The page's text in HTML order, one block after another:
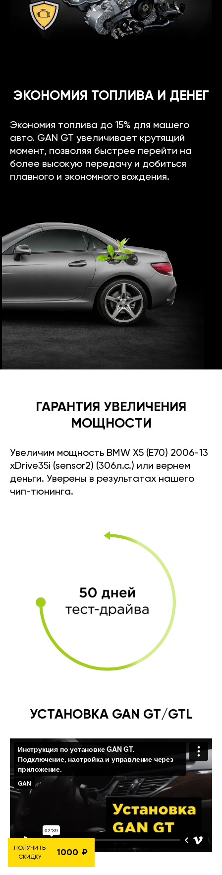
ЭКОНОМИЯ ТОПЛИВА И ДЕНЕГ
Экономия топлива до 15% для машего
авто. GAN GT увеличивает крутящий
момент, позволяя быстрее перейти на
более высокую передачу и добиться
плавного и экономного вождения.
ГАРАНТИЯ УВЕЛИЧЕНИЯ
МОЩНОСТИ
Увеличим мощность BMW X5 (E70) 2006-13
xDrive35i (sensor2) (306л.с.) или вернем
деньги. Уверены в результатах нашего
чип-тюнинга.
УСТАНОВКА GAN GT/GTL
ПОЛУЧИТЬ
СКИДКУ
1000